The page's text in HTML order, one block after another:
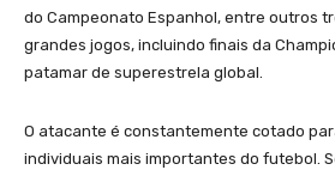
do Campeonato Espanhol, entre outros
grandes jogos, incluindo finais da
patamar de superestrela global.
O atacante é constantemente cotado
individuais mais importantes do futebol.